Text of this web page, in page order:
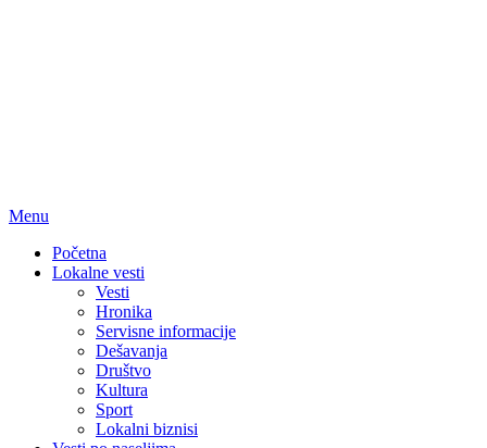
Menu
Početna
Lokalne vesti
Vesti
Hronika
Servisne informacije
Dešavanja
Društvo
Kultura
Sport
Lokalni biznisi